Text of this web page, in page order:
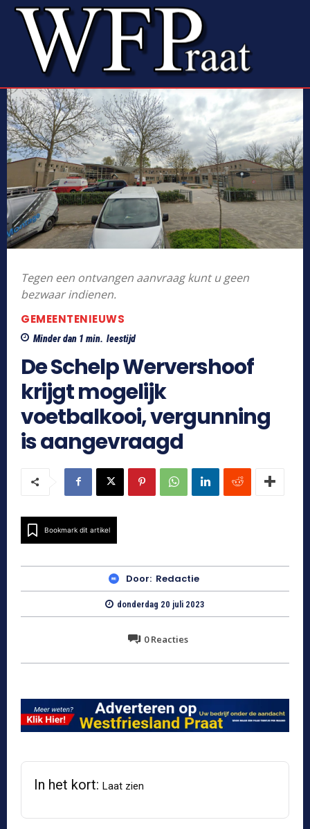
Tegen een ontvangen aanvraag kunt u geen
bezwaar indienen.
GEMEENTENIEUWS
Minder dan 1 min. leestijd
De Schelp Wervershoof
krijgt mogelijk
voetbalkooi, vergunning
is aangevraagd
Bookmark dit artikel
Door: Redactie
donderdag 20 juli 2023
0Reacties
In het kort: Laat zien